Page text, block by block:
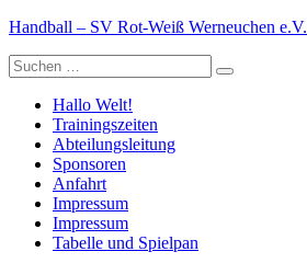
Zum
springen
Handball – SV Rot-Weiß Werneuchen e.V.
Suche
nach:
Hallo Welt!
Trainingszeiten
Abteilungsleitung
Sponsoren
Anfahrt
Impressum
Impressum
Tabelle und Spielpan